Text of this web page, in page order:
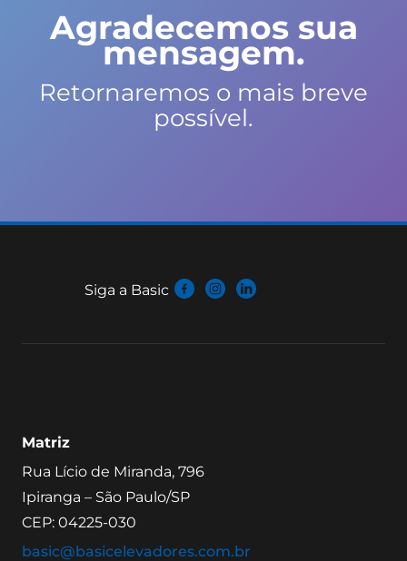
Agradecemos sua
mensagem.
Retornaremos o mais breve
possível.
Siga a Basic
Matriz
Rua Lício de Miranda, 796
Ipiranga – São Paulo/SP
CEP: 04225-030
basic@basicelevadores.com.br